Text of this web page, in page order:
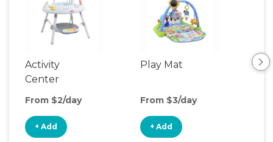
Activity
Center
From $2/day
+ Add
Play Mat
From $3/day
+ Add